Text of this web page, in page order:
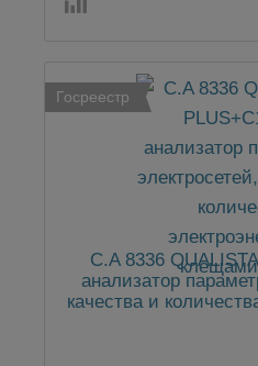
Госреестр
C.A 8336
анализатор
качества и